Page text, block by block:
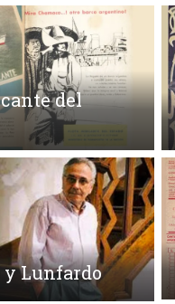
del
Lunfardo